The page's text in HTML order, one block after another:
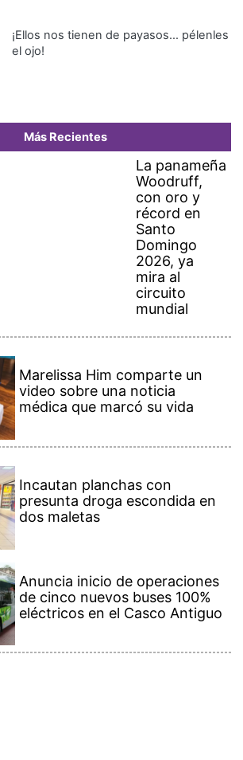
el ojo!
Más Recientes
La panameña
Woodruff,
con oro y
récord en
Santo
Domingo
2026, ya
mira al
circuito
mundial
video sobre una noticia
médica que marcó su vida
presunta droga escondida en
dos maletas
de cinco nuevos buses 100%
eléctricos en el Casco Antiguo